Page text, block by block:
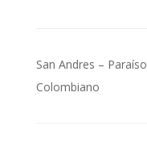
Navegação
de
San Andres – Paraíso
Colombiano